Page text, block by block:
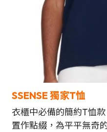
SSENSE 獨家T恤
衣櫃中必備的簡約T恤
置作點綴，為平平無奇